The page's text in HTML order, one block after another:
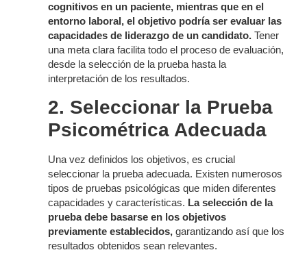
cognitivos en un paciente, mientras que en el
entorno laboral, el objetivo podría ser evaluar las
capacidades de liderazgo de un candidato. Tener
una meta clara facilita todo el proceso de evaluación,
desde la selección de la prueba hasta la
interpretación de los resultados.
2. Seleccionar la Prueba
Psicométrica Adecuada
Una vez definidos los objetivos, es crucial
seleccionar la prueba adecuada. Existen numerosos
tipos de pruebas psicológicas que miden diferentes
capacidades y características. La selección de la
prueba debe basarse en los objetivos
previamente establecidos, garantizando así que los
resultados obtenidos sean relevantes.